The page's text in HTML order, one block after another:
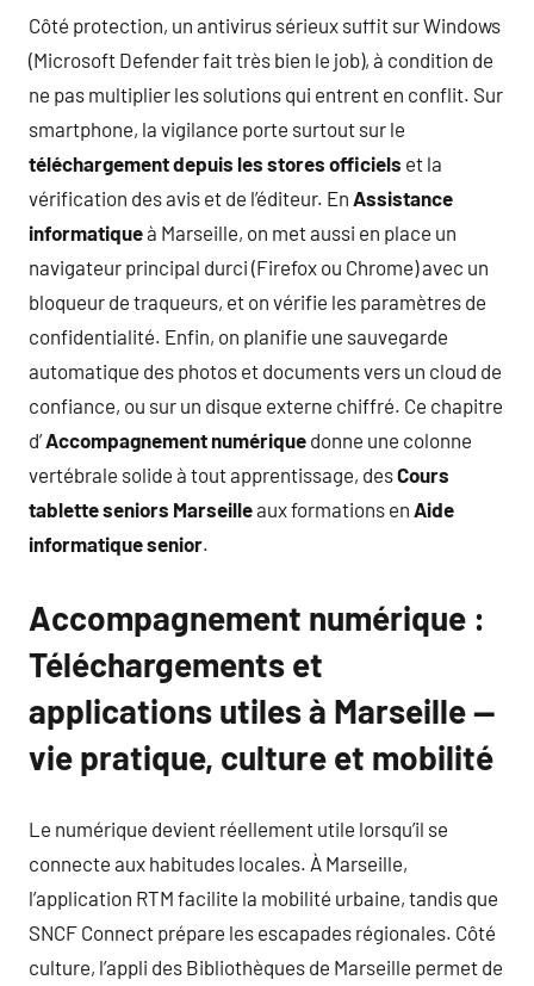
Côté protection, un antivirus sérieux suffit sur Windows
(Microsoft Defender fait très bien le job), à condition de
ne pas multiplier les solutions qui entrent en conflit. Sur
smartphone, la vigilance porte surtout sur le
téléchargement depuis les stores officiels et la
vérification des avis et de l’éditeur. En Assistance
informatiqueà Marseille, on met aussi en place un
navigateur principal durci (Firefox ou Chrome) avec un
bloqueur de traqueurs, et on vérifie les paramètres de
confidentialité. Enfin, on planifie une sauvegarde
automatique des photos et documents vers un cloud de
confiance, ou sur un disque externe chiffré. Ce chapitre
d’Accompagnement numérique donne une colonne
vertébrale solide à tout apprentissage, desCours
tablette seniors Marseilleaux formations en Aide
informatique senior.
Accompagnement numérique :
Téléchargements et
applications utiles à Marseille —
vie pratique, culture et mobilité
Le numérique devient réellement utile lorsqu’il se
connecte aux habitudes locales. À Marseille,
l’application RTM facilite la mobilité urbaine, tandis que
SNCF Connect prépare les escapades régionales. Côté
culture, l’appli des Bibliothèques de Marseille permet de